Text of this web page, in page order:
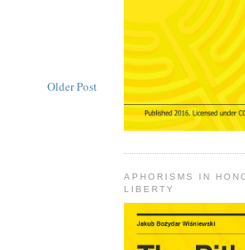
Older Post
APHORISMS IN
LIBERTY